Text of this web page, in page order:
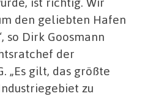
den geliebten Hafen
so Dirk Goosmann
der
„Es gilt, das größte
zu